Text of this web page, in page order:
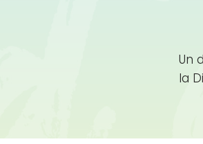
Un
la